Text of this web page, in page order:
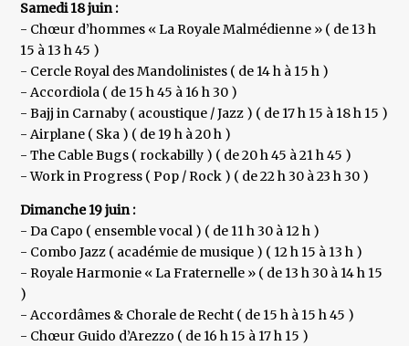
Samedi 18 juin :
- Chœur d’hommes « La Royale Malmédienne » ( de 13 h
15 à 13 h 45 )
- Cercle Royal des Mandolinistes ( de 14 h à 15 h )
- Accordiola ( de 15 h 45 à 16 h 30 )
- Bajj in Carnaby ( acoustique / Jazz ) ( de 17 h 15 à 18 h 15 )
- Airplane ( Ska ) ( de 19 h à 20 h )
- The Cable Bugs ( rockabilly ) ( de 20 h 45 à 21 h 45 )
- Work in Progress ( Pop / Rock ) ( de 22 h 30 à 23 h 30 )
Dimanche 19 juin :
- Da Capo ( ensemble vocal ) ( de 11 h 30 à 12 h )
- Combo Jazz ( académie de musique ) ( 12 h 15 à 13 h )
- Royale Harmonie « La Fraternelle » ( de 13 h 30 à 14 h 15
)
- Accordâmes & Chorale de Recht ( de 15 h à 15 h 45 )
- Chœur Guido d’Arezzo ( de 16 h 15 à 17 h 15 )